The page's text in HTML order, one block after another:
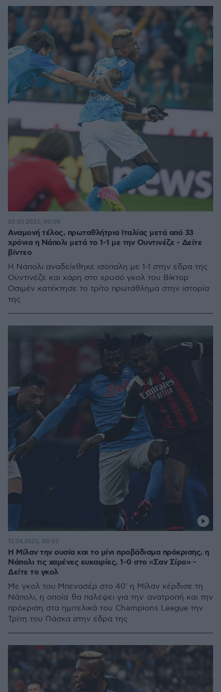
Αναμονή τέλος, πρωταθλήτρια Ιταλίας μετά από 33
χρόνια η Νάπολι μετά το 1-1 με την Ουντινέζε - Δείτε
βίντεο
Η Νάπολι αναδείχθηκε ισόπαλη με 1-1 στην έδρα της
Ουντινέζε και χάρη στο χρυσό γκολ του Βίκτορ
Οσιμέν κατέκτησε το τρίτο πρωτάθλημα στην ιστορία
της
05.05.2023, 00:08
Η Μίλαν την ουσία και το μίνι προβάδισμα πρόκρισης, η
Νάπολι τις χαμένες ευκαιρίες, 1-0 στο «Σαν Σίρο» -
Δείτε το γκολ
Με γκολ του Μπενασέρ στο 40' η Μίλαν κέρδισε τη
Νάπολι, η οποία θα παλέψει για την ανατροπή και την
πρόκριση στα ημιτελικά του Champions League την
Τρίτη του Πάσχα στην έδρα της
13.04.2023, 00:07